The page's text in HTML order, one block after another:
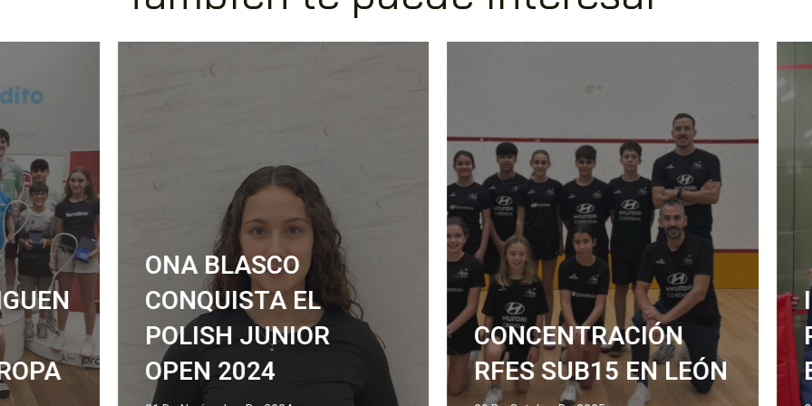
CONCENTRACIÓN
RFES SUB15 EN LEÓN
IKER PAJARES
REVALIDA SU
BRONCE EUROPEO